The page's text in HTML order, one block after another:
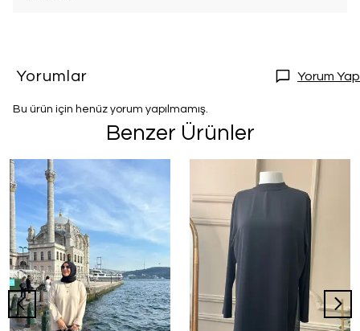
Yorumlar Yorum Yap
Bu ürün için henüz yorum yapılmamış.
Benzer Ürünler